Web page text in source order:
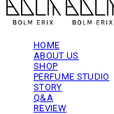
HOME
ABOUT US
SHOP
PERFUME STUDIO
STORY
Q&A
REVIEW